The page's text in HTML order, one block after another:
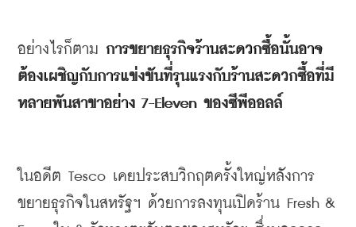
อย่างไรก็ตาม การขยายธุรกิจร้านสะดวกซื้อนั้นอาจ
ต้องเผชิญกับการแข่งขันที่รุนแรงกับร้านสะดวกซื้อที่มี
หลายพันสาขาอย่าง 7-Eleven ของซีพีออลล์
ในอดีต Tesco เคยประสบวิกฤตครั้งใหญ่หลังการ
ขยายธุรกิจในสหรัฐฯ ด้วยการลงทุนเปิดร้าน Fresh &